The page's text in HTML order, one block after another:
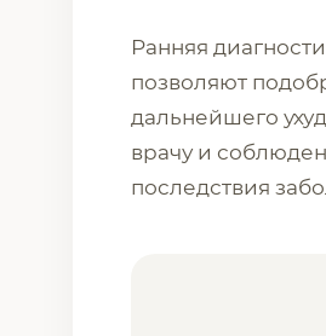
Ранняя
позволяют
дальнейшего
врачу и
последствия